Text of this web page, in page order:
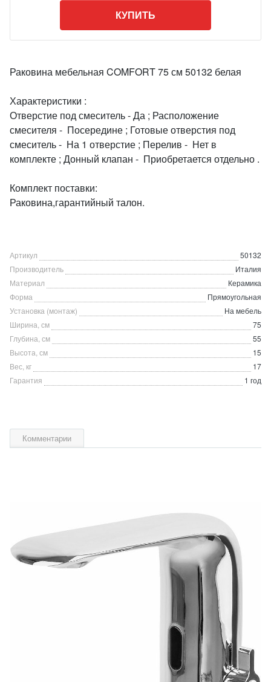
КУПИТЬ
Раковина мебельная COMFORT 75 см 50132 белая
Характеристики :
Отверстие под смеситель - Да ; Расположение
смесителя - Посередине ; Готовые отверстия под
смеситель - На 1 отверстие ; Перелив - Нет в
комплекте ; Донный клапан - Приобретается отдельно .
Комплект поставки:
Раковина,гарантийный талон.
Артикул
50132
Производитель
Италия
Материал
Керамика
Форма
Прямоугольная
Установка (монтаж)
На мебель
Ширина, см
75
Глубина, см
55
Высота, см
15
Вес, кг
17
Гарантия
1 год
Комментарии